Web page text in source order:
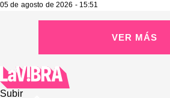
05 de agosto de 2026 - 15:51
VER MÁS
Subir